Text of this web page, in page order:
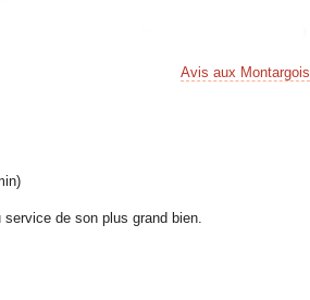
Avis aux Montargois
de son plus grand bien.